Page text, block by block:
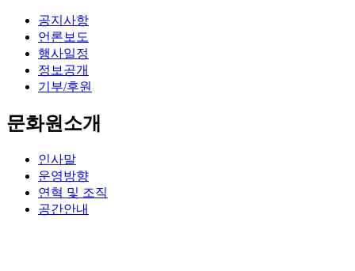
공지사항
언론보도
행사일정
정보공개
기부/후원
문화원소개
인사말
운영방향
연혁 및 조직
공간안내